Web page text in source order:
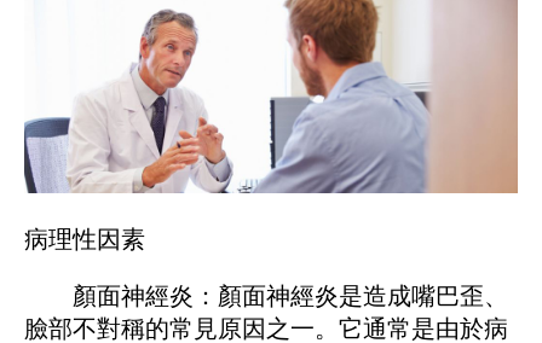
病理性因素
顏面神經炎：顏面神經炎是造成嘴巴歪、
臉部不對稱的常見原因之一。它通常是由於病